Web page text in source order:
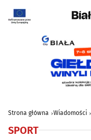
Strona główna Wiadomości
SPORT